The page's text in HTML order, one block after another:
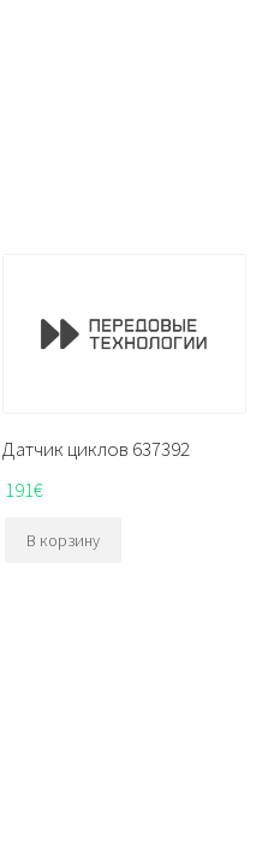
Датчик циклов 637392
191€
В корзину